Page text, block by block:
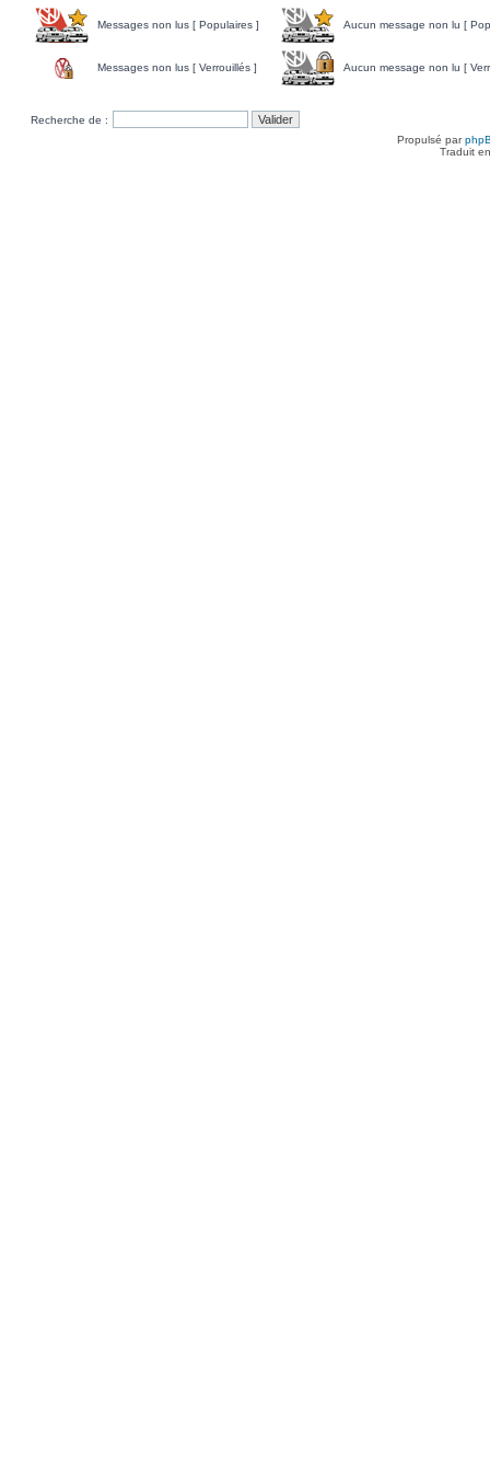
Messages non lus [ Populaires ] Aucun message non lu [
Messages non lus [ Verrouillés ] Aucun message non lu [
Recherche de :
Propulsé par
Traduit